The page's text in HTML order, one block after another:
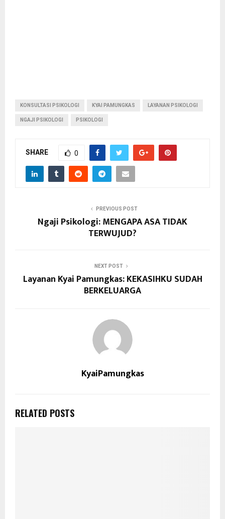
KONSULTASI PSIKOLOGI KYAI PAMUNGKAS LAYANAN PSIKOLOGI
NGAJI PSIKOLOGI PSIKOLOGI
SHARE 0
PREVIOUS POST
Ngaji Psikologi: MENGAPA ASA TIDAK
TERWUJUD?
NEXT POST
Layanan Kyai Pamungkas: KEKASIHKU SUDAH
BERKELUARGA
KyaiPamungkas
RELATED POSTS